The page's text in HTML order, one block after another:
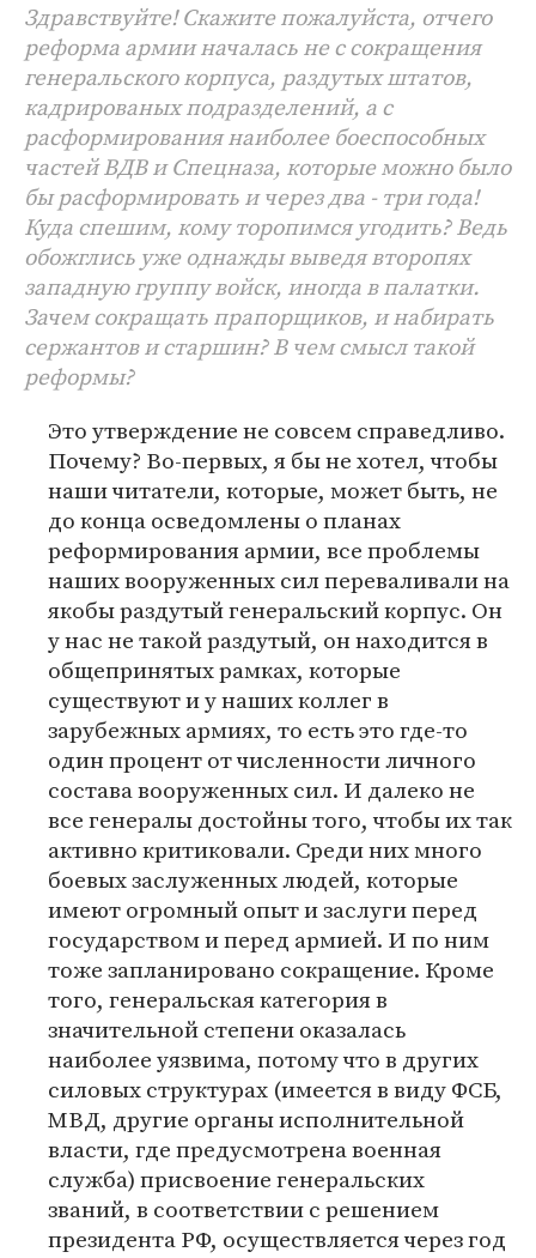
Здравствуйте! Скажите пожалуйста, отчего
реформа армии началась не с сокращения
генеральского корпуса, раздутых штатов,
кадрированых подразделений, а с
расформирования наиболее боеспособных
частей ВДВ и Спецназа, которые можно было
бы расформировать и через два - три года!
Куда спешим, кому торопимся угодить? Ведь
обожглись уже однажды выведя второпях
западную группу войск, иногда в палатки.
Зачем сокращать прапорщиков, и набирать
сержантов и старшин? В чем смысл такой
реформы?
Это утверждение не совсем справедливо.
Почему? Во-первых, я бы не хотел, чтобы
наши читатели, которые, может быть, не
до конца осведомлены о планах
реформирования армии, все проблемы
наших вооруженных сил переваливали на
якобы раздутый генеральский корпус. Он
у нас не такой раздутый, он находится в
общепринятых рамках, которые
существуют и у наших коллег в
зарубежных армиях, то есть это где-то
один процент от численности личного
состава вооруженных сил. И далеко не
все генералы достойны того, чтобы их так
активно критиковали. Среди них много
боевых заслуженных людей, которые
имеют огромный опыт и заслуги перед
государством и перед армией. И по ним
тоже запланировано сокращение. Кроме
того, генеральская категория в
значительной степени оказалась
наиболее уязвима, потому что в других
силовых структурах (имеется в виду ФСБ,
МВД, другие органы исполнительной
власти, где предусмотрена военная
служба) присвоение генеральских
званий, в соответствии с решением
президента РФ, осуществляется через год